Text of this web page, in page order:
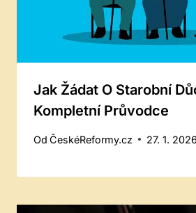
Jak Žádat O Starobní
Kompletní Průvodce
Od ČeskéReformy.cz 27. 1. 2026